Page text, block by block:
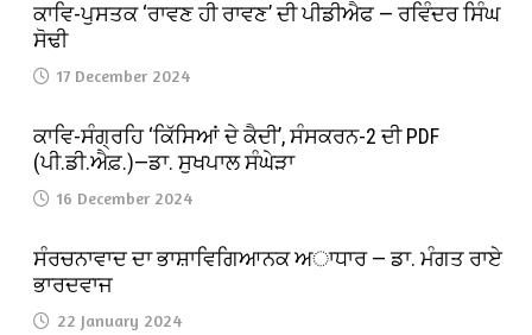
ਕਾਵਿ-ਪੁਸਤਕ ‘ਰਾਵਣ ਹੀ ਰਾਵਣ’ ਦੀ ਪੀਡੀਐਫ — ਰਵਿੰਦਰ ਸਿੰਘ
ਸੋਢੀ
17 December 2024
ਕਾਵਿ-ਸੰਗ੍ਰਹਿ ‘ਕਿੱਸਿਆਂ ਦੇ ਕੈਦੀ’, ਸੰਸਕਰਨ-2 ਦੀ PDF
(ਪੀ.ਡੀ.ਐਫ਼.)—ਡਾ. ਸੁਖਪਾਲ ਸੰਘੇੜਾ
16 December 2024
ਸੰਰਚਨਾਵਾਦ ਦਾ ਭਾਸ਼ਾਵਿਗਿਆਨਕ ਅਾਧਾਰ — ਡਾ. ਮੰਗਤ ਰਾਏ
ਭਾਰਦਵਾਜ
22 January 2024